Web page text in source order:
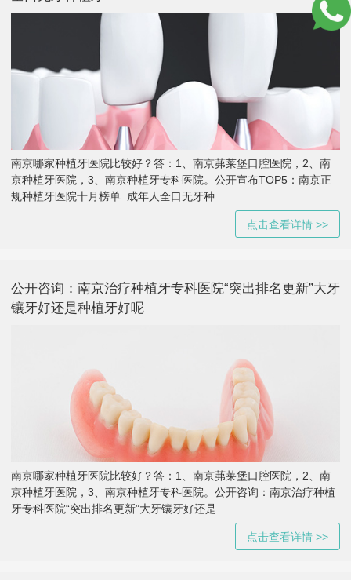
南京哪家种植牙医院比较好？答：1、南京茀莱堡口腔医院，2、南
京种植牙医院，3、南京种植牙专科医院。公开宣布TOP5：南京正
规种植牙医院十月榜单_成年人全口无牙种
点击查看详情 >>
公开咨询：南京治疗种植牙专科医院“突出排名更新”大牙
镶牙好还是种植牙好呢
南京哪家种植牙医院比较好？答：1、南京茀莱堡口腔医院，2、南
京种植牙医院，3、南京种植牙专科医院。公开咨询：南京治疗种植
牙专科医院“突出排名更新”大牙镶牙好还是
点击查看详情 >>